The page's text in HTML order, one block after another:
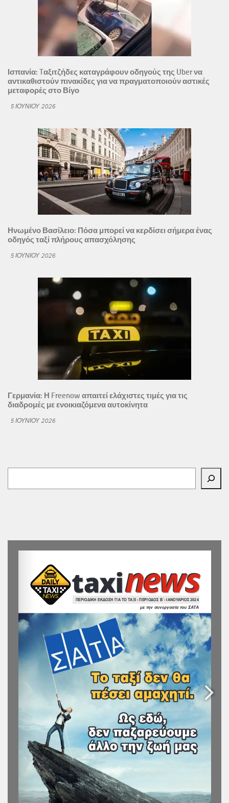
Ισπανία: Tαξιτζήδες καταγράφουν οδηγούς της Uber να
αντικαθιστούν πινακίδες για να πραγματοποιούν αστικές
μεταφορές στο Βίγο
5 ΙΟΥΝΊΟΥ 2026
Ηνωμένο Βασίλειο: Πόσα μπορεί να κερδίσει σήμερα ένας
οδηγός ταξί πλήρους απασχόλησης
5 ΙΟΥΝΊΟΥ 2026
Γερμανία: Η Freenow απαιτεί ελάχιστες τιμές για τις
διαδρομές με ενοικιαζόμενα αυτοκίνητα
5 ΙΟΥΝΊΟΥ 2026